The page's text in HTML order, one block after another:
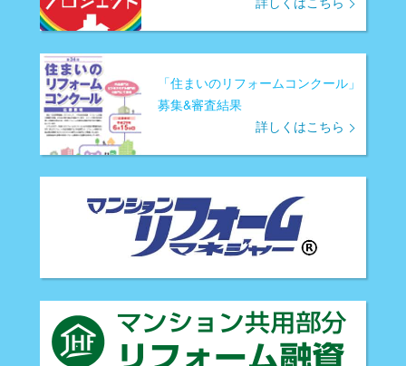
「住まいのリフォームコンクール」
募集&審査結果
詳しくはこちら